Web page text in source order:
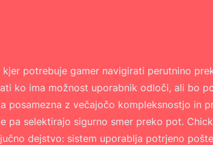
potrebuje gamer navigirati perutnino
ko ima možnost uporabnik odloči, ali bo
posamezna z večajočo kompleksnostjo in
pa selektirajo sigurno smer preko pot.
dejstvo: sistem uporablja potrjeno